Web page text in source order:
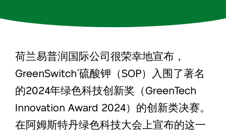
荷兰易普润国际公司很荣幸地宣布，
GreenSwitch ®硫酸钾（SOP）入围了著名
的2024年绿色科技创新奖（GreenTech
Innovation Award 2024）的创新类决赛。
在阿姆斯特丹绿色科技大会上宣布的这一